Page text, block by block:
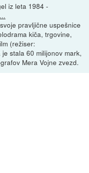
iz leta 1984 -
pravljične uspešnice
kiča, trgovine,
(režiser:
stala 60 milijonov mark,
Mera Vojne zvezd.